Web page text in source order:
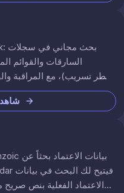
السارقات والقوائم
شاهد
الاعتماد الفعلية بنص